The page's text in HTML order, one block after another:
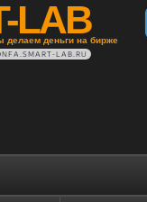
LAB
делаем деньги на бирже
LAB.RU